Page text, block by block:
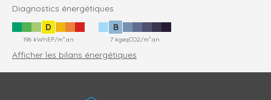
Diagnostics énergétiques
D
196 kWhEP/m².an
B
7 kgeqCO2/m².an
Afficher les bilans énergétiques